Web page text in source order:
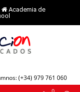
Academia de
(+34) 979 761 060
0